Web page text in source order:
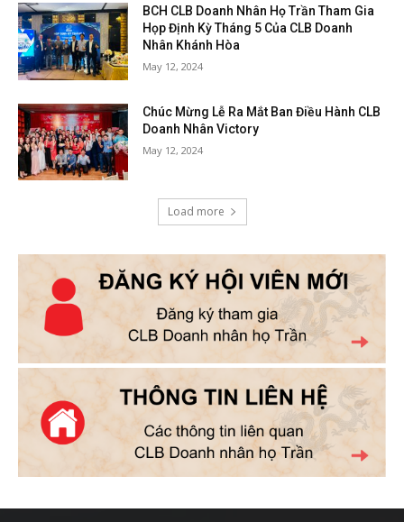
BCH CLB Doanh Nhân Họ Trần Tham Gia
Họp Định Kỳ Tháng 5 Của CLB Doanh
Nhân Khánh Hòa
May 12, 2024
Chúc Mừng Lễ Ra Mắt Ban Điều Hành CLB
Doanh Nhân Victory
May 12, 2024
Load more